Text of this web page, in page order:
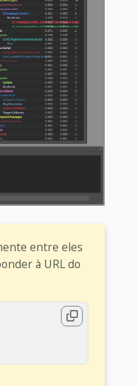
entre eles
à URL do